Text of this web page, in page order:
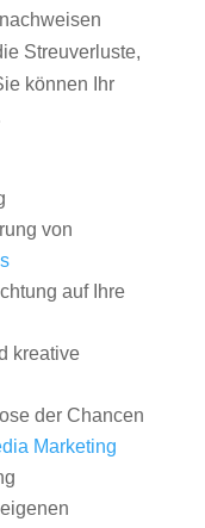
Streuverluste,
können Ihr
von
auf Ihre
kreative
der Chancen
Marketing